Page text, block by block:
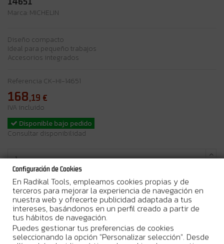
Marca: MICHELIN
Diseño compacto
Ideal para pequeño trabajos
Accesorios integrados
Referencia CK-HI-14651
168,19 €
IVA incluido
Disponible bajo pedido
Consultar disponibilidad
Añadir al carrito
Configuración de Cookies
En Radikal Tools, empleamos cookies propias y de
terceros para mejorar la experiencia de navegación en
nuestra web y ofrecerte publicidad adaptada a tus
intereses, basándonos en un perfil creado a partir de
tus hábitos de navegación.
Puedes gestionar tus preferencias de cookies
seleccionando la opción "Personalizar selección". Desde